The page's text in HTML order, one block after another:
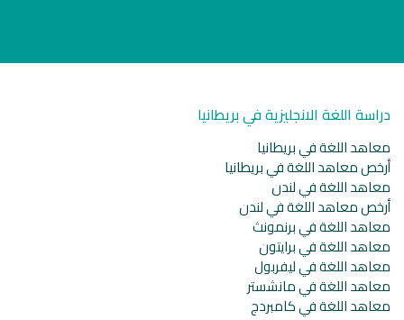
دراسة اللغة الانجليزية في بريطانيا
معاهد اللغة في بريطانيا
أرخص معاهد اللغة في بريطانيا
معاهد اللغة في لندن
أرخص معاهد اللغة في لندن
معاهد اللغة في برنمونث
معاهد اللغة في برايتون
معاهد اللغة في ليفربول
معاهد اللغة في مانشستر
معاهد اللغة في كامبردج